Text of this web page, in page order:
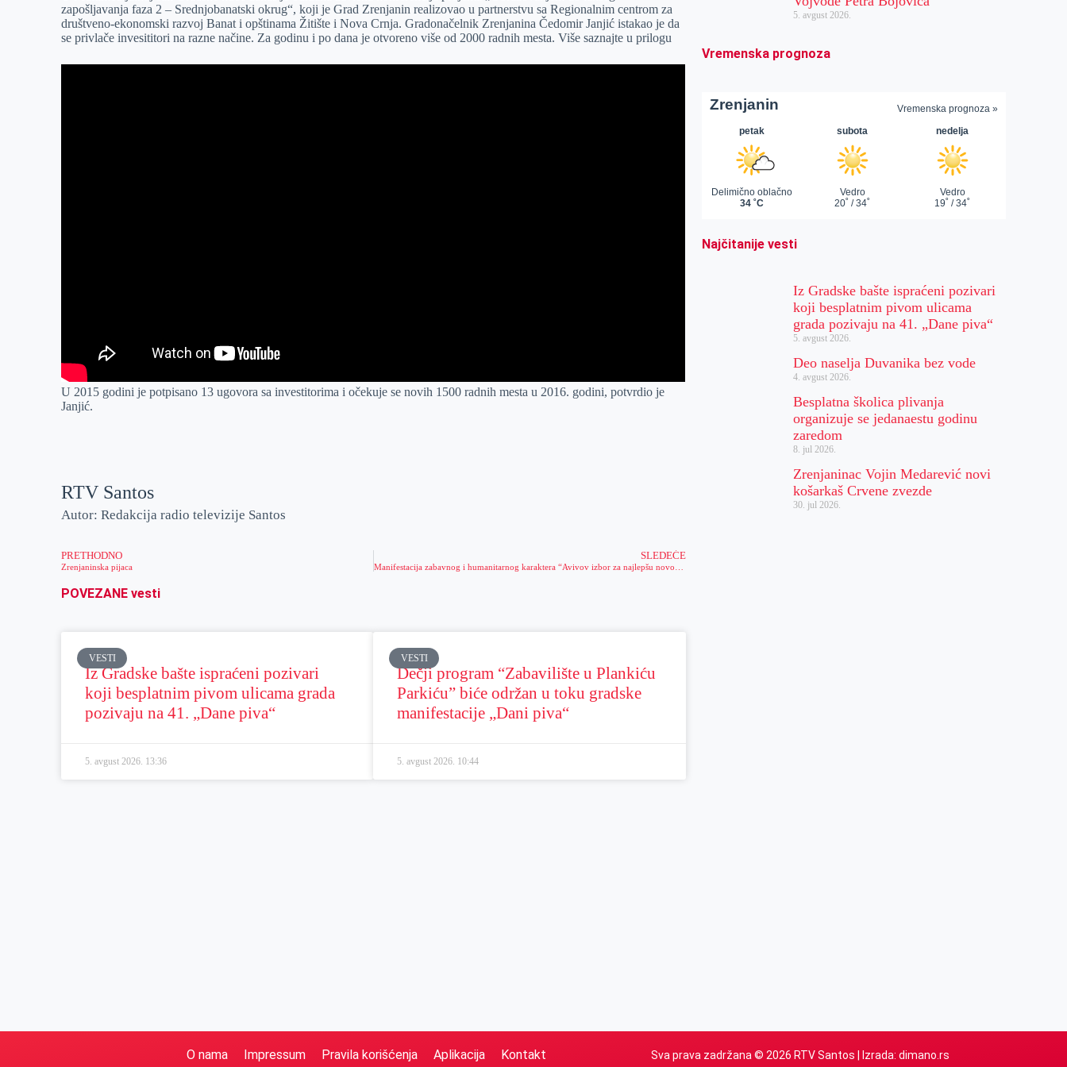
r
n
A
p
p
i
l
zapošljavanja faza 2 – Srednjobanatski okrug“, koji je Grad Zrenjanin realizovao u partnerstvu sa Regionalnim centrom za
društveno-ekonomski razvoj Banat i opštinama Žitište i Nova Crnja. Gradonačelnik Zrenjanina Čedomir Janjić istakao je da
se privlače invesititori na razne načine. Za godinu i po dana je otvoreno više od 2000 radnih mesta. Više saznajte u prilogu
U 2015 godini je potpisano 13 ugovora sa investitorima i očekuje se novih 1500 radnih mesta u 2016. godini, potvrdio je
Janjić.
RTV Santos
Autor: Redakcija radio televizije Santos
PRETHODNO
Zrenjaninska pijaca
SLEDEĆE
POVEZANE vesti
VESTI
Iz Gradske bašte ispraćeni pozivari
koji besplatnim pivom ulicama grada
pozivaju na 41. „Dane piva“
5. avgust 2026. 13:36
VESTI
Dečji program “Zabavilište u Plankiću
Parkiću” biće održan u toku gradske
manifestacije „Dani piva“
5. avgust 2026. 10:44
5. avgust 2026.
Vremenska prognoza
Najčitanije vesti
Iz Gradske bašte ispraćeni pozivari
koji besplatnim pivom ulicama
grada pozivaju na 41. „Dane piva“
5. avgust 2026.
Deo naselja Duvanika bez vode
4. avgust 2026.
Besplatna školica plivanja
organizuje se jedanaestu godinu
zaredom
8. jul 2026.
Zrenjaninac Vojin Medarević novi
košarkaš Crvene zvezde
30. jul 2026.
O nama Impressum Pravila korišćenja Aplikacija Kontakt Sva prava zadržana © 2026 RTV Santos | Izrada: dimano.rs